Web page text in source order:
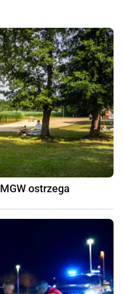
ostrzega